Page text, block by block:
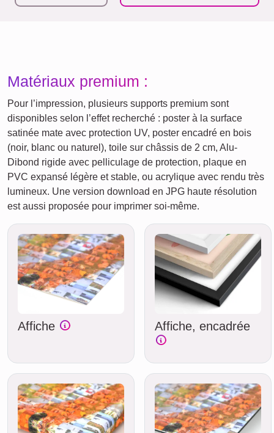
Matériaux premium :
Pour l’impression, plusieurs supports premium sont
disponibles selon l’effet recherché : poster à la surface
satinée mate avec protection UV, poster encadré en bois
(noir, blanc ou naturel), toile sur châssis de 2 cm, Alu-
Dibond rigide avec pelliculage de protection, plaque en
PVC expansé légère et stable, ou acrylique avec rendu très
lumineux. Une version download en JPG haute résolution
est aussi proposée pour imprimer soi-même.
Affiche Affiche, encadrée